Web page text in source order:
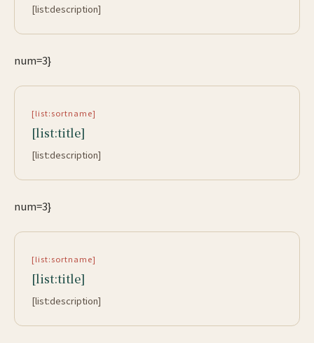
[list:description]
num=3}
[list:sortname]
[list:title]
[list:description]
num=3}
[list:sortname]
[list:title]
[list:description]